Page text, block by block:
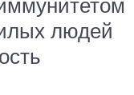
людей